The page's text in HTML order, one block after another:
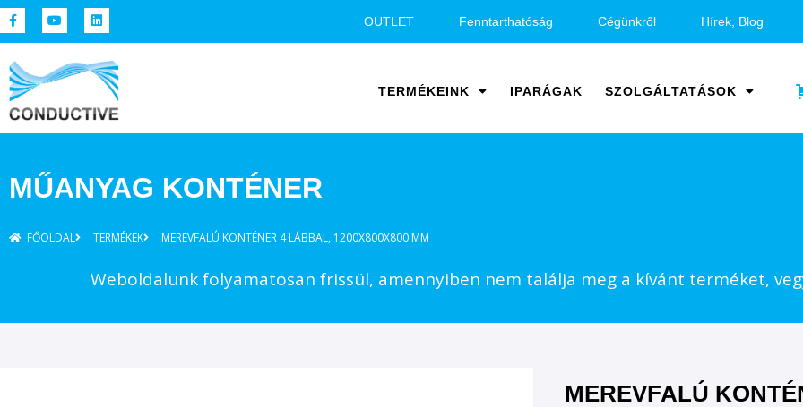
OUTLET Fenntarthatóság Cégünkről Hírek, Blog
TERMÉKEINK IPARÁGAK SZOLGÁLTATÁSOK
MŰANYAG KONTÉNER
FŐOLDAL TERMÉKEK MEREVFALÚ KONTÉNER 4 LÁBBAL, 1200X800X800 MM
Weboldalunk folyamatosan frissül, amennyiben nem találja meg a kívánt terméket,
MEREVFALÚ